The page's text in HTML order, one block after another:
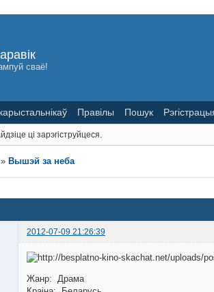
сваё!
Правілы Пошук
ці зарэгіструйцеся.
» Вышэй за неба
2012-07-09 21:26:39
Жанр: Драма